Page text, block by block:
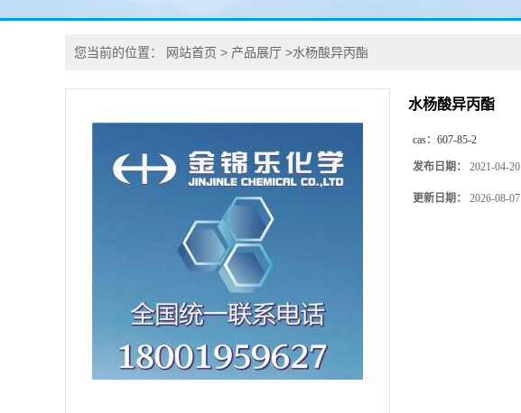
您当前的位置： 网站首页 > 产品展厅 >水杨酸异丙酯
水杨酸异丙酯
cas： 607-85-2
发布日期： 2021-04-20
更新日期： 2026-08-07